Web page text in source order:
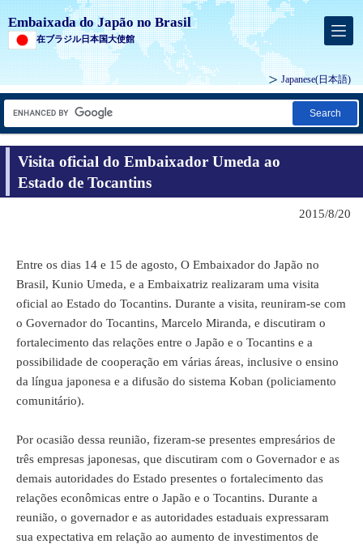
Embaixada do Japão no Brasil
在ブラジル日本国大使館
Japanese(日本語)
Search
Visita oficial do Embaixador Umeda ao
Estado de Tocantins
2015/8/20
Entre os dias 14 e 15 de agosto, O Embaixador do Japão no
Brasil, Kunio Umeda, e a Embaixatriz realizaram uma visita
oficial ao Estado do Tocantins. Durante a visita, reuniram-se com
o Governador do Tocantins, Marcelo Miranda, e discutiram o
fortalecimento das relações entre o Japão e o Tocantins e a
possibilidade de cooperação em várias áreas, inclusive o ensino
da língua japonesa e a difusão do sistema Koban (policiamento
comunitário).
Por ocasião dessa reunião, fizeram-se presentes empresários de
três empresas japonesas, que discutiram com o Governador e as
demais autoridades do Estado presentes o fortalecimento das
relações econômicas entre o Japão e o Tocantins. Durante a
reunião, o governador e as autoridades estaduais expressaram
sua expectativa em relação ao aumento de investimentos de